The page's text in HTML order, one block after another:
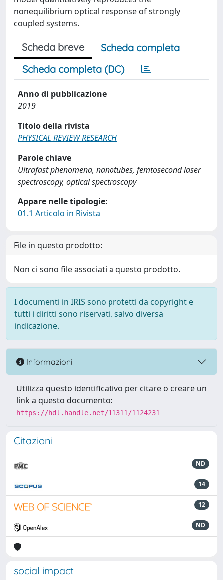
nonequilibrium optical response of strongly
coupled systems.
Scheda breve
Scheda completa
Scheda completa (DC)
Anno di pubblicazione
2019
Titolo della rivista
PHYSICAL REVIEW RESEARCH
Parole chiave
Ultrafast phenomena, nanotubes, femtosecond laser
spectroscopy, optical spectroscopy
Appare nelle tipologie:
01.1 Articolo in Rivista
File in questo prodotto:
Non ci sono file associati a questo prodotto.
I documenti in IRIS sono protetti da copyright e
tutti i diritti sono riservati, salvo diversa
indicazione.
Informazioni
Utilizza questo identificativo per citare o creare un
link a questo documento:
https://hdl.handle.net/11311/1124231
Citazioni
ND
14
12
ND
social impact